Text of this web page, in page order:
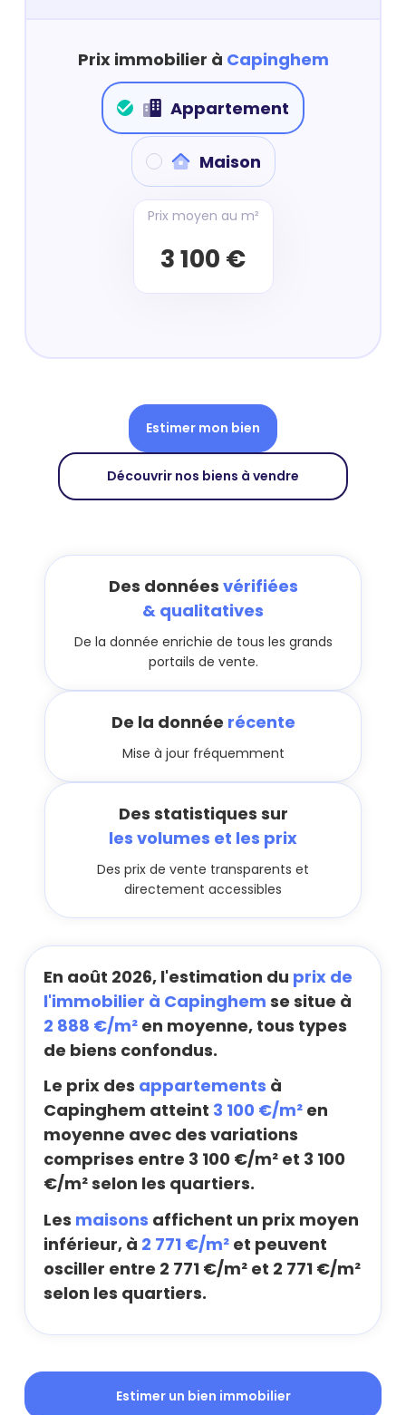
Prix immobilier à Capinghem
Appartement
Maison
Prix moyen au m²
3 100 €
Estimer mon bien
Découvrir nos biens à vendre
Des données vérifiées
& qualitatives
De la donnée enrichie de tous les grands
portails de vente.
De la donnée récente
Mise à jour fréquemment
Des statistiques sur
les volumes et les prix
Des prix de vente transparents et
directement accessibles
En août 2026, l'estimation du prix de
l'immobilier à Capinghem se situe à
2 888 €/m² en moyenne, tous types
de biens confondus.
Le prix des appartements à
Capinghem atteint 3 100 €/m² en
moyenne avec des variations
comprises entre 3 100 €/m² et 3 100
€/m² selon les quartiers.
Les maisons affichent un prix moyen
inférieur, à 2 771 €/m² et peuvent
osciller entre 2 771 €/m² et 2 771 €/m²
selon les quartiers.
Estimer un bien immobilier